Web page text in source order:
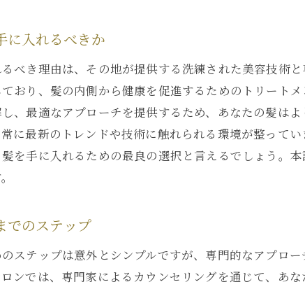
銀座で印象を変える艶髪
髪に輝きを取り戻すため
艶髪トリートメントで得
銀座での特別な美容体験
銀座のトリートメントで
最先端の技術と美の融合
に入れるべきか
べき理由は、その地が提供する洗練された美容技術
おり、髪の内側から健康を促進するためのトリート
、最適なアプローチを提供するため、あなたの髪は
に最新のトレンドや技術に触れられる環境が整って
を手に入れるための最良の選択と言えるでしょう。
でのステップ
ステップは意外とシンプルですが、専門的なアプロ
ンでは、専門家によるカウンセリングを通じて、あ